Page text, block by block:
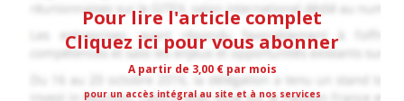
Pour lire l'article complet
Cliquez ici pour vous abonner
A partir de 3,00 € par mois
pour un accès intégral au site et à nos services